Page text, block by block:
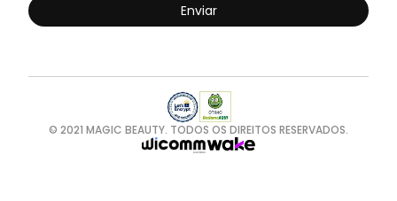
Enviar
© 2021 MAGIC BEAUTY. TODOS OS DIREITOS RESERVADOS.